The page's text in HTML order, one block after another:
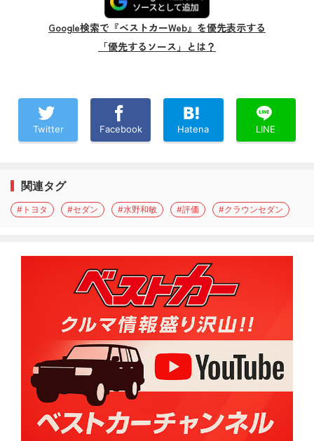
Google検索で『ベストカーWeb』を優先表示する
「優先するソース」とは？
Twitter Facebook Hatena LINE
関連タグ
#トヨタ #セダン #水野和敏 #評価 #クラウンセダン